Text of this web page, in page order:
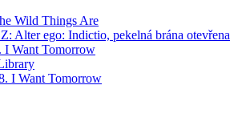
Wild Things Are
Alter ego: Indictio, pekelná brána otevřena
I Want Tomorrow
I Want Tomorrow